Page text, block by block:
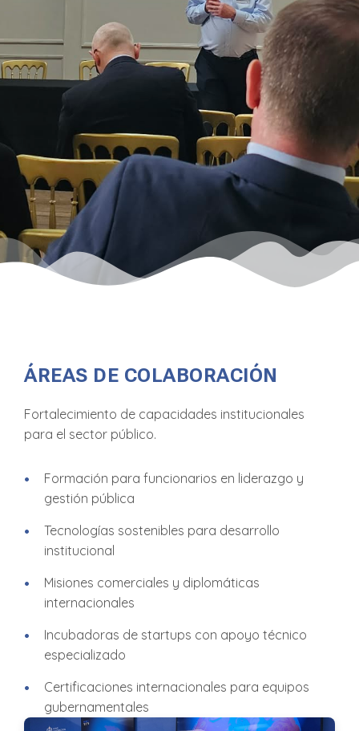
ÁREAS DE COLABORACIÓN
Fortalecimiento de capacidades institucionales
para el sector público.
Formación para funcionarios en liderazgo y
gestión pública
Tecnologías sostenibles para desarrollo
institucional
Misiones comerciales y diplomáticas
internacionales
Incubadoras de startups con apoyo técnico
especializado
Certificaciones internacionales para equipos
gubernamentales